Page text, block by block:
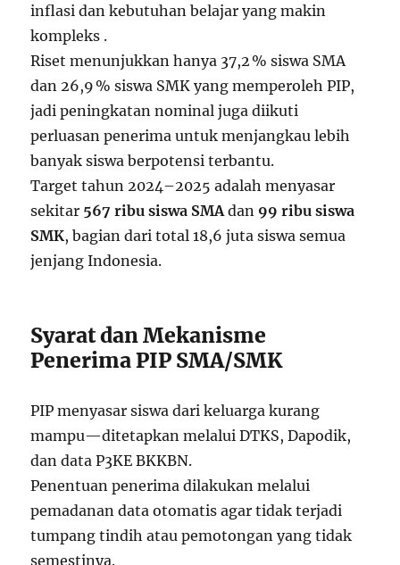
inflasi dan kebutuhan belajar yang makin
kompleks .
Riset menunjukkan hanya 37,2 % siswa SMA
dan 26,9 % siswa SMK yang memperoleh PIP,
jadi peningkatan nominal juga diikuti
perluasan penerima untuk menjangkau lebih
banyak siswa berpotensi terbantu.
Target tahun 2024–2025 adalah menyasar
sekitar 567 ribu siswa SMA dan 99 ribu siswa
SMK, bagian dari total 18,6 juta siswa semua
jenjang Indonesia.
Syarat dan Mekanisme
Penerima PIP SMA/SMK
PIP menyasar siswa dari keluarga kurang
mampu—ditetapkan melalui DTKS, Dapodik,
dan data P3KE BKKBN.
Penentuan penerima dilakukan melalui
pemadanan data otomatis agar tidak terjadi
tumpang tindih atau pemotongan yang tidak
semestinya.